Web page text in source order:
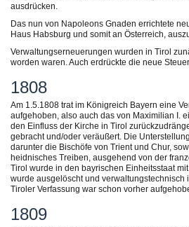
ausdrücken.
Das nun von Napoleons Gnaden errichtete
Haus Habsburg und somit an Österreich,
Verwaltungserneuerungen wurden in Tirol
worden waren. Auch erdrückte die neue
1808
Am 1.5.1808 trat im Königreich Bayern eine
aufgehoben, also auch das von Maximilian I.
den Einfluss der Kirche in Tirol
gebracht und/oder veräußert. Die
darunter die Bischöfe von Trient und Chur,
heidnisches Treiben, ausgehend von der
Tirol wurde in den bayrischen Einheitsstaat
wurde ausgelöscht und verwaltungstechnisch
Tiroler Verfassung war schon vorher
1809